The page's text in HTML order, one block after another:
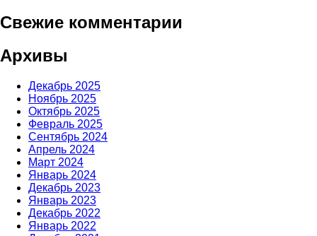
Свежие комментарии
Архивы
Декабрь 2025
Ноябрь 2025
Октябрь 2025
Февраль 2025
Сентябрь 2024
Апрель 2024
Март 2024
Январь 2024
Декабрь 2023
Январь 2023
Декабрь 2022
Январь 2022